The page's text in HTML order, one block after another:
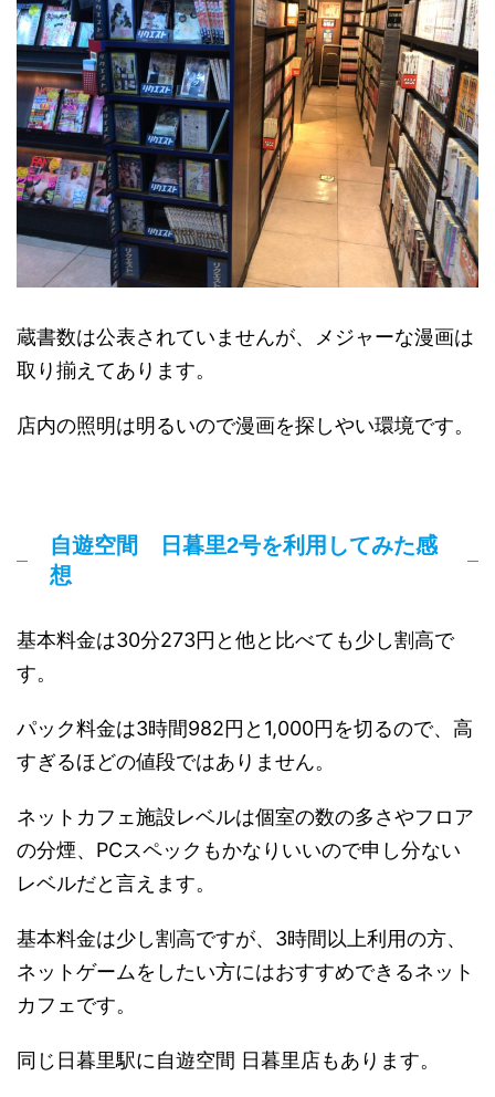
蔵書数は公表されていませんが、メジャーな漫画は
取り揃えてあります。
店内の照明は明るいので漫画を探しやい環境です。
自遊空間 日暮里2号を利用してみた感
想
基本料金は30分273円と他と比べても少し割高で
す。
パック料金は3時間982円と1,000円を切るので、高
すぎるほどの値段ではありません。
ネットカフェ施設レベルは個室の数の多さやフロア
の分煙、PCスペックもかなりいいので申し分ない
レベルだと言えます。
基本料金は少し割高ですが、3時間以上利用の方、
ネットゲームをしたい方にはおすすめできるネット
カフェです。
同じ日暮里駅に自遊空間 日暮里店もあります。